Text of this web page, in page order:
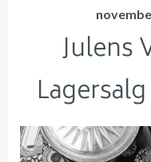
Julens